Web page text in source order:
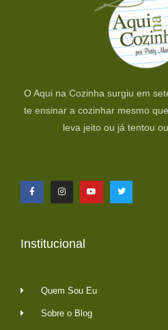
O Aqui na Cozinha surgiu em
te ensinar a cozinhar mesmo
leva jeito ou já tentou
Institucional
Quem Sou Eu
Sobre o Blog